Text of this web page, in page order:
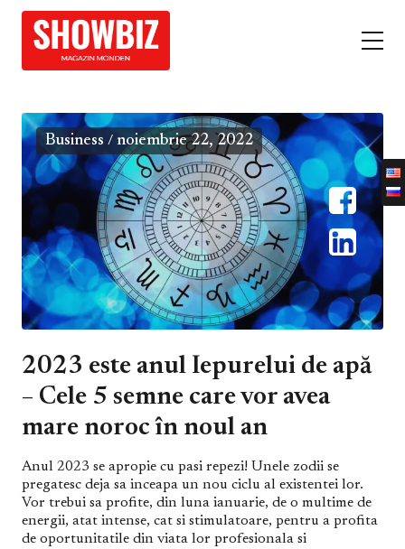
Business / noiembrie 22, 2022
2023 este anul Iepurelui de apă
– Cele 5 semne care vor avea
mare noroc în noul an
Anul 2023 se apropie cu pasi repezi! Unele zodii se
pregatesc deja sa inceapa un nou ciclu al existentei lor.
Vor trebui sa profite, din luna ianuarie, de o multime de
energii, atat intense, cat si stimulatoare, pentru a profita
de oportunitatile din viata lor profesionala si